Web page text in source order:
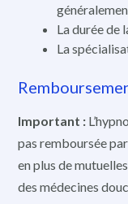
La durée de
La
Important :
pas remboursée
en plus de
des médecines